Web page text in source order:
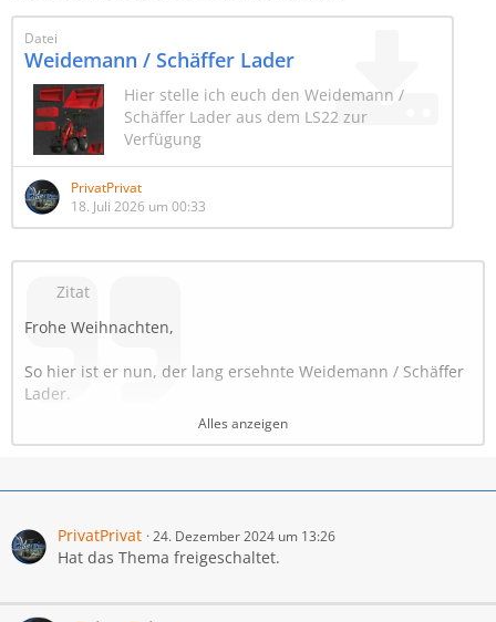
Datei
Weidemann / Schäffer Lader
Hier stelle ich euch den Weidemann /
Schäffer Lader aus dem LS22 zur
Verfügung
PrivatPrivat
18. Juli 2026 um 00:33
Zitat
Frohe Weihnachten,
So hier ist er nun, der lang ersehnte Weidemann / Schäffer
Lader.
Was wurde jetzt gemacht:
1. Das neue Texturensystem von FS25
3. Er hat Maussteuerung für beide Türen und für den
Bügel. Bei der Bügelkonfiguration, wenn IC kommt wird es
ein update geben, das er beides kann
Alles anzeigen
PrivatPrivat 24. Dezember 2024 um 13:26
Hat das Thema freigeschaltet.